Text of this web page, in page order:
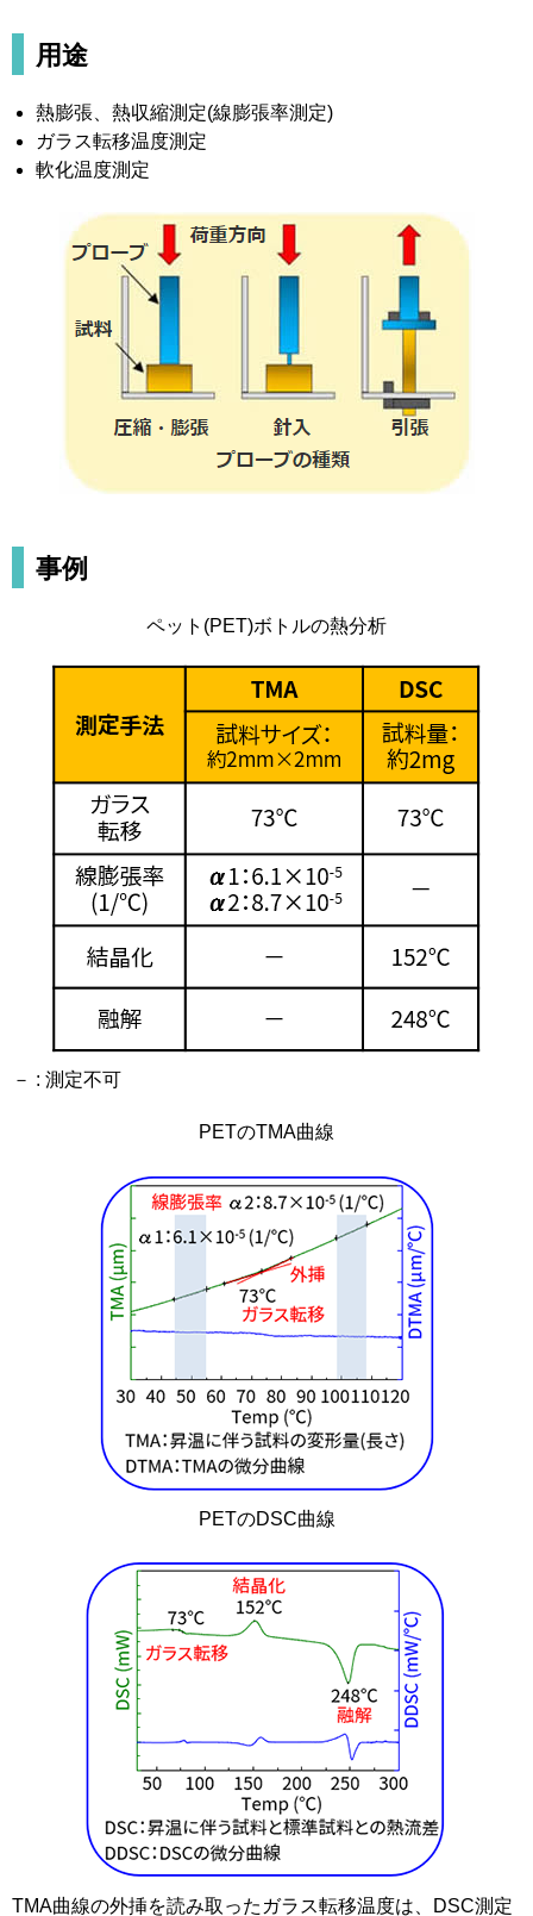
用途
熱膨張、熱収縮測定(線膨張率測定)
ガラス転移温度測定
軟化温度測定
事例
ペット(PET)ボトルの熱分析
－ : 測定不可
PETのTMA曲線
PETのDSC曲線
TMA曲線の外挿を読み取ったガラス転移温度は、DSC測定